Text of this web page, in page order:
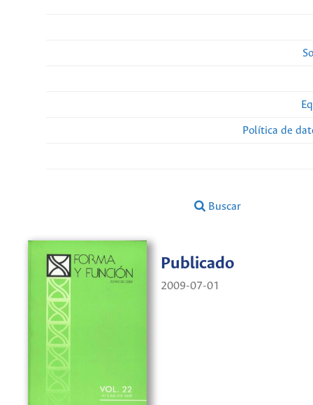
Política de
Buscar
Publicado
2009-07-01